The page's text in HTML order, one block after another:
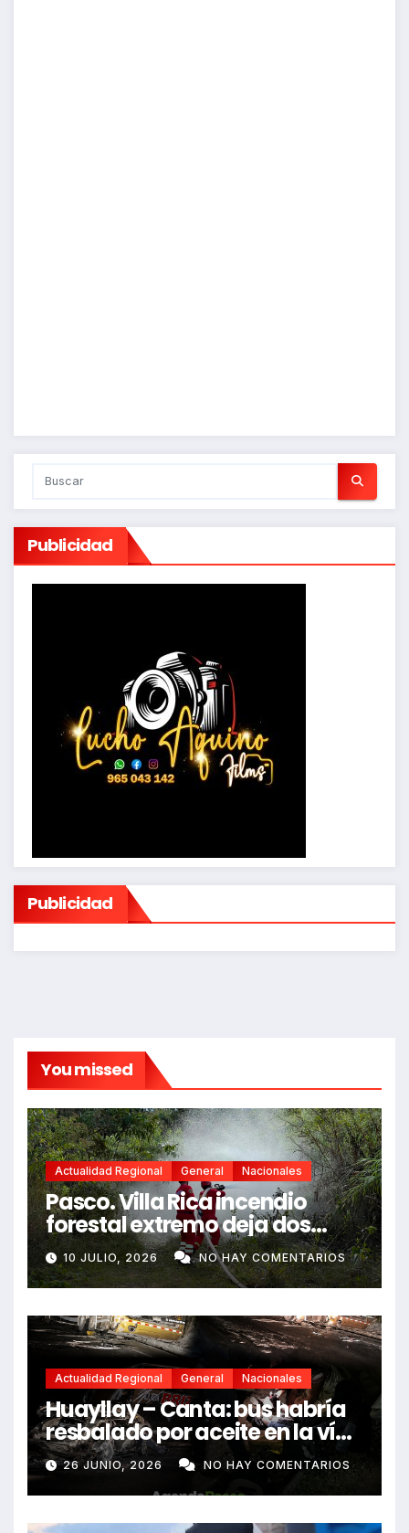
Publicidad
Publicidad
You missed
Actualidad Regional General Nacionales
Pasco. Villa Rica incendio
forestal extremo deja dos
fallecidos y heridos
10 JULIO, 2026 NO HAY COMENTARIOS
Actualidad Regional General Nacionales
Huayllay – Canta: bus habría
resbalado por aceite en la vía
e impactó auto siniestrado
dejando dos fallecidos
26 JUNIO, 2026 NO HAY COMENTARIOS